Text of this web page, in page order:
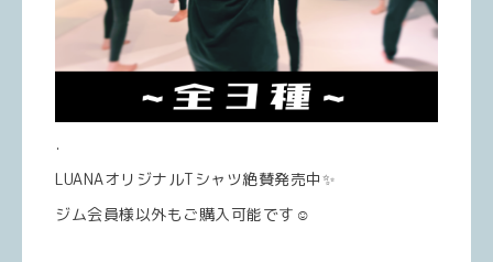
．
LUANAオリジナルTシャツ絶賛発売中✨
ジム会員様以外もご購入可能です☺️